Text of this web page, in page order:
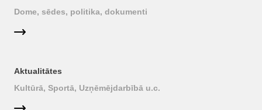
Dome, sēdes, politika, dokumenti
Aktualitātes
Kultūrā, Sportā, Uzņēmējdarbībā u.c.